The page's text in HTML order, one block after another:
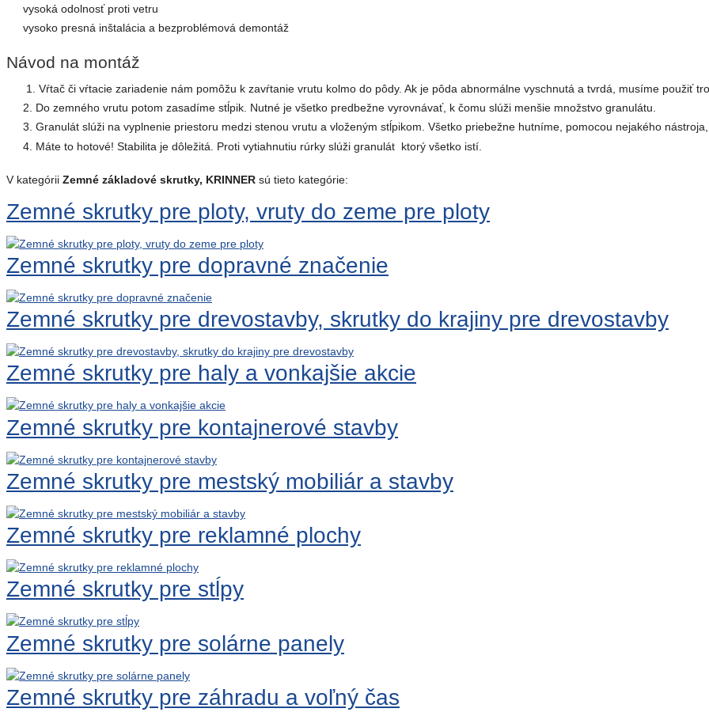
vysoká odolnosť proti vetru
vysoko presná inštalácia a bezproblémová demontáž
Návod na montáž
1. Vŕtač či vŕtacie zariadenie nám pomôžu k zavŕtanie vrutu kolmo do pôdy. Ak je pôda abnormálne vyschnutá a tvrdá, musíme použiť
2. Do zemného vrutu potom zasadíme stĺpik. Nutné je všetko predbežne vyrovnávať, k čomu slúži menšie množstvo granulátu.
3. Granulát slúži na vyplnenie priestoru medzi stenou vrutu a vloženým stĺpikom. Všetko priebežne hutníme, pomocou nejakého
4. Máte to hotové! Stabilita je dôležitá. Proti vytiahnutiu rúrky slúži granulát ktorý všetko istí.
V kategórii Zemné základové skrutky, KRINNER sú tieto kategórie:
Zemné skrutky pre ploty, vruty do zeme pre ploty
Zemné skrutky pre dopravné značenie
Zemné skrutky pre drevostavby, skrutky do krajiny pre drevostavby
Zemné skrutky pre haly a vonkajšie akcie
Zemné skrutky pre kontajnerové stavby
Zemné skrutky pre mestský mobiliár a stavby
Zemné skrutky pre reklamné plochy
Zemné skrutky pre stĺpy
Zemné skrutky pre solárne panely
Zemné skrutky pre záhradu a voľný čas